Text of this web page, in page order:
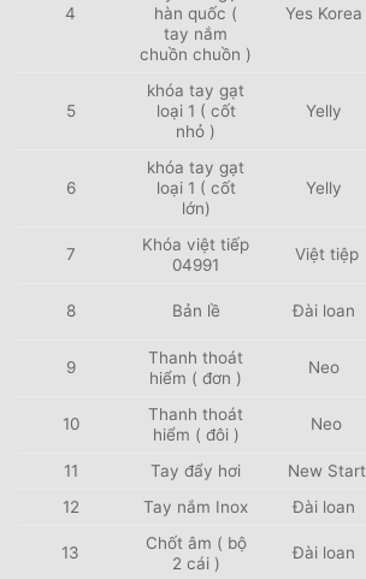
4
hàn quốc (
tay nắm
chuồn chuồn )
Yes Korea
5
khóa tay gạt
loại 1 ( cốt
nhỏ )
Yelly
6
khóa tay gạt
loại 1 ( cốt
lớn)
Yelly
7
Khóa việt tiếp
04991
Việt tiệp
8 Bản lề Đài loan
9
Thanh thoát
hiểm ( đơn )
Neo
10
Thanh thoát
hiểm ( đôi )
Neo
11 Tay đẩy hơi New Start
12
Tay nắm Inox Đài loan
13
Chốt âm ( bộ
2 cái )
Đài loan